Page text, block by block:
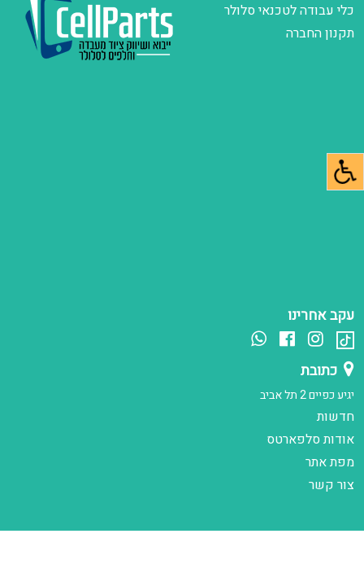
עקב אחרינו
כתובת
יגיע כפיים 2 תל אביב
חדשות
אודות סלפארטס
מפת אתר
צור קשר
כלי עבודה לטכנאי סלולר
תקנון החברה